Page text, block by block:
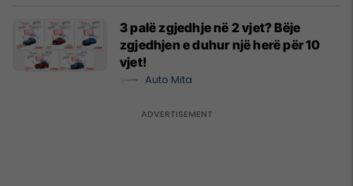
3 palë zgjedhje në 2 vjet? Bëje
zgjedhjen e duhur një herë për 10
vjet!
Auto Mita